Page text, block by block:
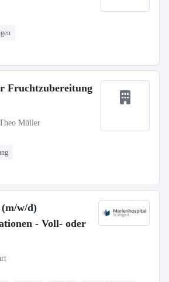
Fruchtzubereitung
Müller
(m/w/d)
- Voll- oder